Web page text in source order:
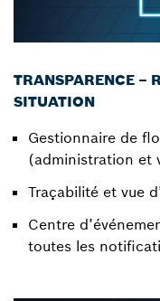
TRANSPARENCE –
SITUATION
Gestionnaire de
(administration et
Traçabilité et vue
Centre
toutes les